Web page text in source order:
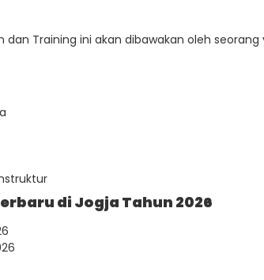
dan Training ini akan dibawakan oleh
di Jogja Tahun 2026